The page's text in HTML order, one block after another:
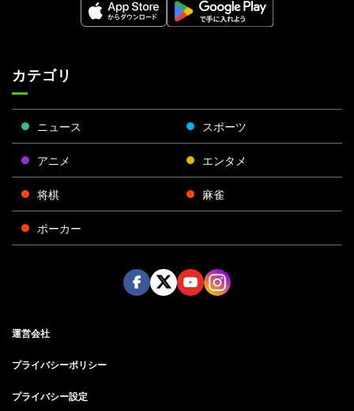
カテゴリ
ニュース スポーツ
アニメ エンタメ
将棋 麻雀
ポーカー
運営会社
プライバシーポリシー
プライバシー設定